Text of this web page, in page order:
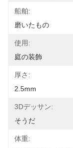
船舶:
磨いたもの
使用:
庭の装飾
厚さ:
2.5mm
3Dデッサン:
そうだ
体重: